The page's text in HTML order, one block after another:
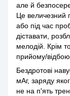
але й
Це величезний
або під час
діставати,
мелодій. Крім
прийому/відбою
Бездротові
мАг, заряду
не на п'ять